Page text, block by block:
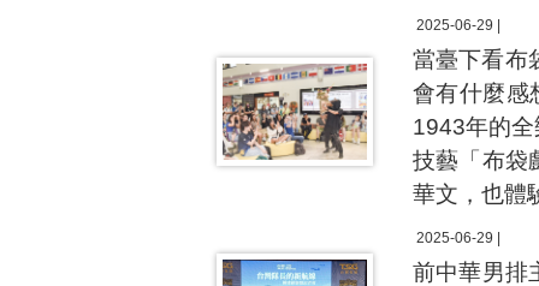
2025-06-29 |
當臺下看布
會有什麼感
1943年的
技藝「布袋
華文，也體
2025-06-29 |
前中華男排